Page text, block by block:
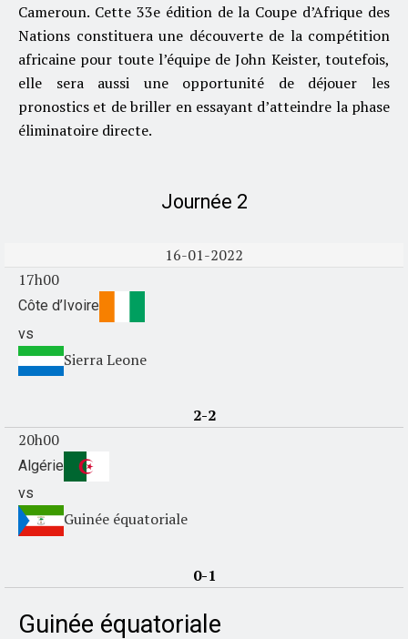
Cameroun. Cette 33e édition de la Coupe d’Afrique des
Nations constituera une découverte de la compétition
africaine pour toute l’équipe de John Keister, toutefois,
elle sera aussi une opportunité de déjouer les
pronostics et de briller en essayant d’atteindre la phase
éliminatoire directe.
Journée 2
16-01-2022
17h00
Côte d’Ivoire
vs
Sierra Leone
2-2
20h00
Algérie
vs
Guinée équatoriale
0-1
Guinée équatoriale